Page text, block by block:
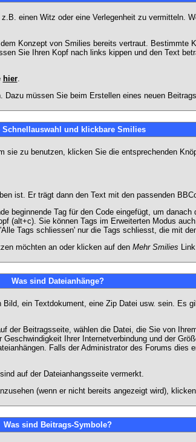
einen Witz oder eine Verlegenheit zu vermitteln.
Konzept von Smilies bereits vertraut. Bestimmte
Sie Ihren Kopf nach links kippen und den Text
hier.
müssen Sie beim Erstellen eines neuen
Schnellauswahl und klickbare Smilies
zu benutzen, klicken Sie die entsprechenden
ist. Er trägt dann den Text mit den passenden
Tag für den Code eingefügt, um
(alt+c). Sie können Tags im Erweiterten Modus
Tags schliessen' nur die Tags schliesst, die mit
möchten an oder klicken auf den Mehr Smilies
Was sind Dateianhänge?
ein Textdokument, eine Zip Datei usw. sein. Es
der Beitragsseite, wählen die Datei, die Sie von
Ihrer Internetverbindung und der
Falls der Administrator des Forums
auf der Dateianhangsseite vermerkt.
(wenn er nicht bereits angezeigt wird),
Was sind Beitrags-Symbole?